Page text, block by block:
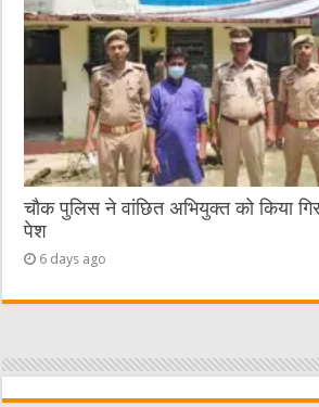
चौक पुलिस ने वांछित अभियुक्त को किया
पेश
6 days ago